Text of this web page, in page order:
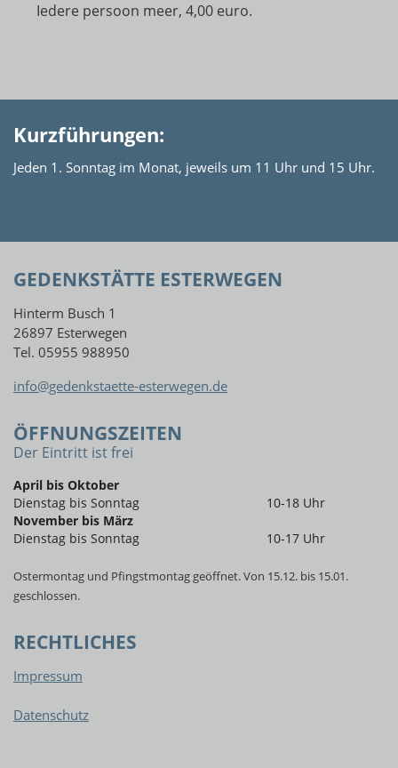
Iedere persoon meer, 4,00 euro.
Kurzführungen:
Jeden 1. Sonntag im Monat, jeweils um 11 Uhr und 15 Uhr.
GEDENKSTÄTTE ESTERWEGEN
Hinterm Busch 1
26897 Esterwegen
Tel. 05955 988950
info@gedenkstaette-esterwegen.de
ÖFFNUNGSZEITEN
Der Eintritt ist frei
April bis Oktober
Dienstag bis Sonntag
10-18 Uhr
November bis März
Dienstag bis Sonntag
10-17 Uhr
Ostermontag und Pfingstmontag geöffnet. Von 15.12. bis 15.01.
geschlossen.
RECHTLICHES
Impressum
Datenschutz